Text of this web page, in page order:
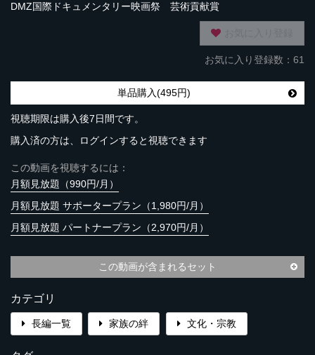
DMZ国際ドキュメンタリー映画祭 芸術貢献賞
お気に入り登録数：61
単品購入(495円)
視聴期限は購入後7日間です。
購入済の方は、ログインすると視聴できます
この動画を視聴するには：
月額見放題（990円/月）
月額見放題 サポータープラン（1,980円/月）
月額見放題 パートナープラン（2,970円/月）
この動画が含まれるセット
カテゴリ
長編一覧 家族の絆 文化・宗教